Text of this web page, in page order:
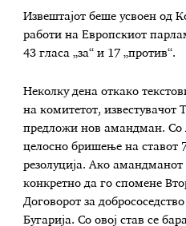
Извештајот беше усвоен од
работи на Европскиот
43 гласа „за“ и 17 „против“.
Неколку дена откако
на комитетот, известувачот
предложи нов амандман. Со
целосно бришење на ставот
резолуција. Ако амандманот
конкретно да го спомене
Договорот за
Бугарија. Со овој став се